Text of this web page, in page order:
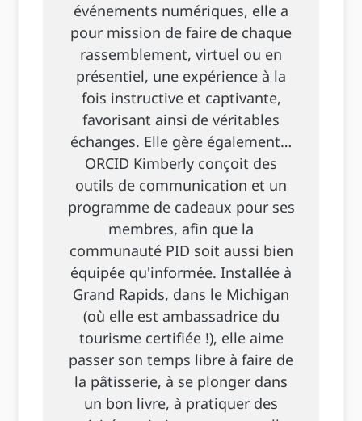
événements numériques, elle a
pour mission de faire de chaque
rassemblement, virtuel ou en
présentiel, une expérience à la
fois instructive et captivante,
favorisant ainsi de véritables
échanges. Elle gère également…
ORCID Kimberly conçoit des
outils de communication et un
programme de cadeaux pour ses
membres, afin que la
communauté PID soit aussi bien
équipée qu'informée. Installée à
Grand Rapids, dans le Michigan
(où elle est ambassadrice du
tourisme certifiée !), elle aime
passer son temps libre à faire de
la pâtisserie, à se plonger dans
un bon livre, à pratiquer des